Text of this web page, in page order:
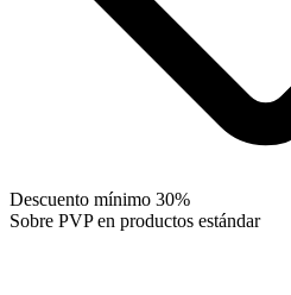
Descuento mínimo 30%
Sobre PVP en productos estándar